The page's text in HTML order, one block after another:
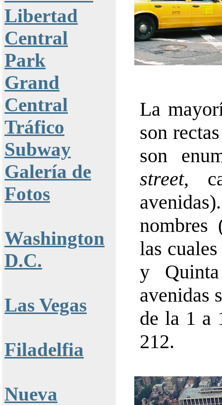
Libertad
Central
Park
Grand
Central
Tráfico
Subway
Galería de
Fotos
Washington
D.C.
Las Vegas
Filadelfia
Nueva
La
son
son
street,
nombres
las
y
avenidas
de la 1 a
212.